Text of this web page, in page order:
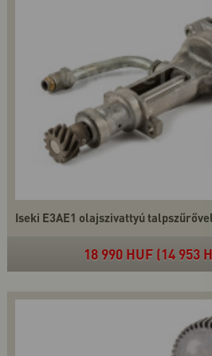
Iseki E3AE1 olajszivattyú
18 990 HUF (14 953